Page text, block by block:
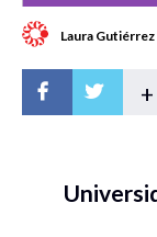
Laura Gutiérrez
+